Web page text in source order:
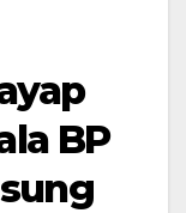
BP